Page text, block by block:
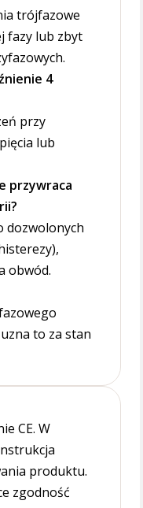
trójfazowe
fazy lub zbyt
4
przy
lub
przywraca
dozwolonych
obwód.
to za stan
CE. W
produktu.
zgodność